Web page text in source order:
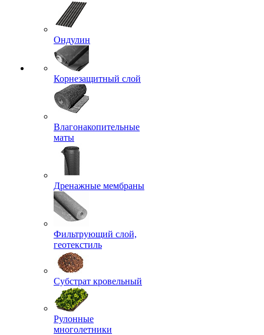
Ондулин
Корнезащитный слой
Влагонакопительные
маты
Дренажные мембраны
Фильтрующий слой,
геотекстиль
Субстрат кровельный
Рулонные
многолетники